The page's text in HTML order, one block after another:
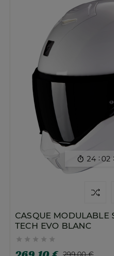
 24 : 02 :
CASQUE MODULABLE
TECH EVO BLANC
    